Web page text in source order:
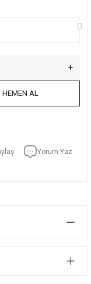
HEMEN AL
Yorum Yaz